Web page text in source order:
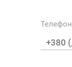
Телефон